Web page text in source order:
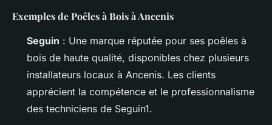
Exemples de Poêles à Bois à Ancenis
Seguin : Une marque réputée pour ses poêles à
bois de haute qualité, disponibles chez plusieurs
installateurs locaux à Ancenis. Les clients
apprécient la compétence et le professionnalisme
des techniciens de Seguin1.